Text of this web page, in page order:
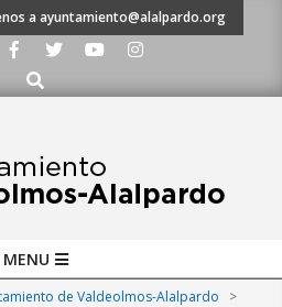
a ayuntamiento@alalpardo.org
Buscar
MENU
de Valdeolmos-Alalpardo
>